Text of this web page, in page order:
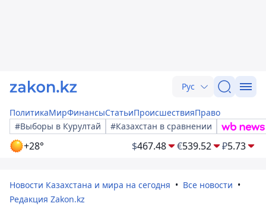
Рус
ПолитикаМирФинансыСтатьиПроисшествияПраво
#Выборы в Курултай
#Казахстан в сравнении
+28° $467.48 €539.52 ₽5.73
Новости Казахстана и мира на сегодня
Все новости
Редакция Zakon.kz